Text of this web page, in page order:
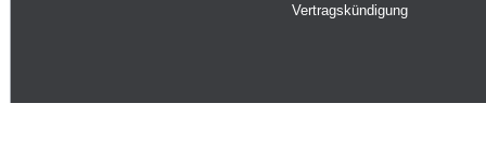
Vertragskündigung